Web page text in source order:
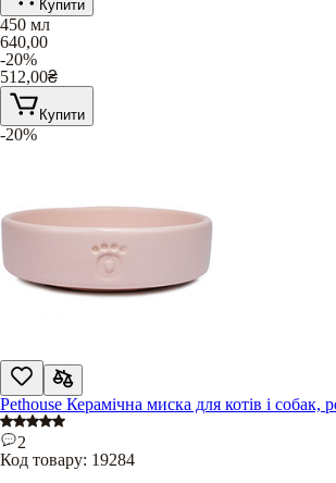
Купити
450 мл
640,00
-20%
512,00₴
Купити
-20%
Pethouse Керамічна миска для котів і собак,
2
Код товару: 19284